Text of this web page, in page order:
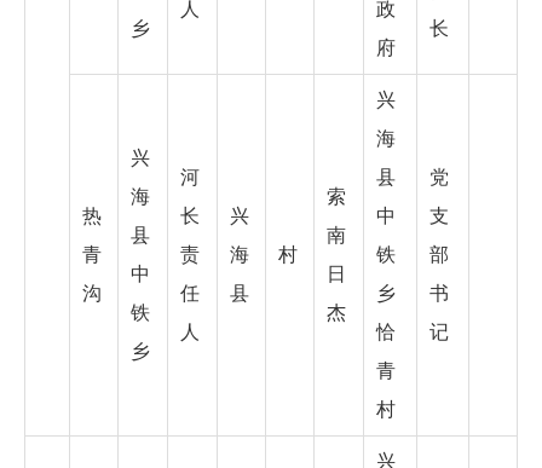
乡
人
政
府
长
热
青
沟
兴
海
县
中
铁
乡
河
长
责
任
人
兴
海
县
村
索
南
日
杰
兴
海
县
中
铁
乡
恰
青
村
党
支
部
书
记
兴